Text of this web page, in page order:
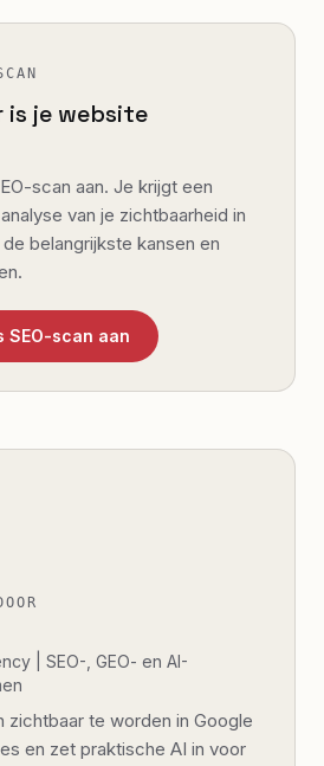
is je website
scan aan. Je krijgt een
van je zichtbaarheid in
belangrijkste kansen en
SEO-scan aan
| SEO-, GEO- en AI-
zichtbaar te worden in Google
en zet praktische AI in voor